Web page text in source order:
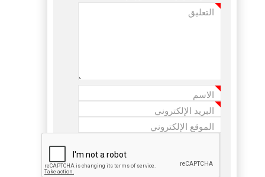
التعليق
الاسم *
البريد الإلكتروني *
الموقع الإلكتروني